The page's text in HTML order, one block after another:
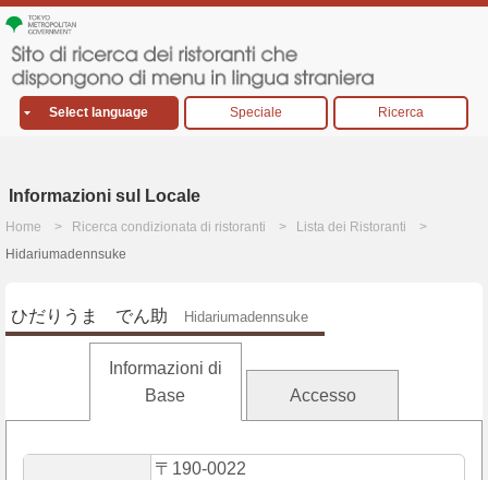
Select language Speciale Ricerca
Informazioni sul Locale
Home Ricerca condizionata di ristoranti
Lista dei Ristoranti
Hidariumadennsuke
ひだりうま でん助 Hidariumadennsuke
Informazioni di
Base
Accesso
〒190-0022